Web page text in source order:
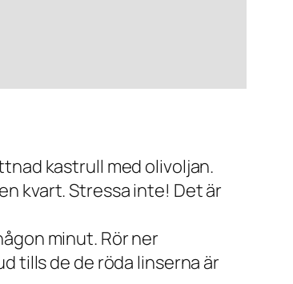
kastrull med olivoljan.
kvart. Stressa inte! Det är
minut. Rör ner
tills de de röda linserna är